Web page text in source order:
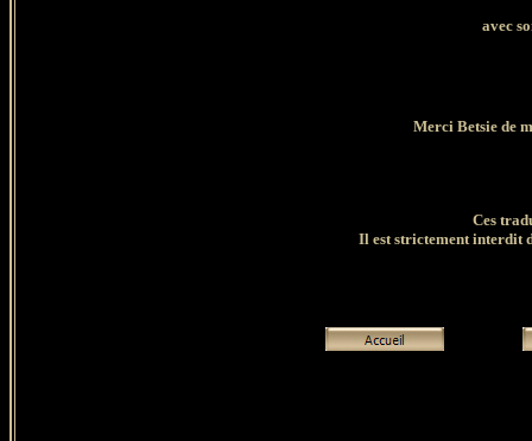
avec
Merci Betsie de
Ces
Il est strictement interdit